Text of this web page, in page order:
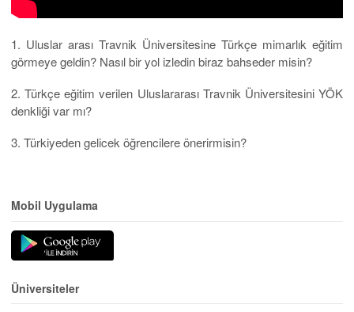
1. Uluslar arası Travnik Üniversitesine Türkçe mimarlık eğitim
görmeye geldin? Nasıl bir yol izledin biraz bahseder misin?
2. Türkçe eğitim verilen Uluslararası Travnik Üniversitesini YÖK
denkliği var mı?
3. Türkiyeden gelicek öğrencilere önerirmisin?
Mobil Uygulama
Üniversiteler